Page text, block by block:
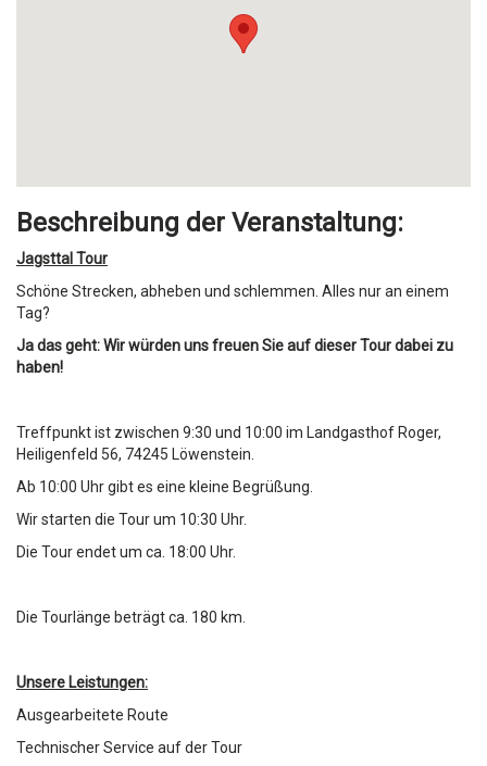
Beschreibung der Veranstaltung:
Jagsttal Tour
Schöne Strecken, abheben und schlemmen. Alles nur an einem
Tag?
Ja das geht: Wir würden uns freuen Sie auf dieser Tour dabei zu
haben!
Treffpunkt ist zwischen 9:30 und 10:00 im Landgasthof Roger,
Heiligenfeld 56, 74245 Löwenstein.
Ab 10:00 Uhr gibt es eine kleine Begrüßung.
Wir starten die Tour um 10:30 Uhr.
Die Tour endet um ca. 18:00 Uhr.
Die Tourlänge beträgt ca. 180 km.
Unsere Leistungen:
Ausgearbeitete Route
Technischer Service auf der Tour